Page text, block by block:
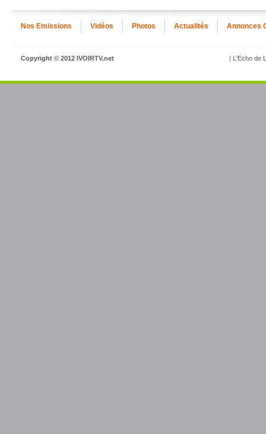
Nos Emissions Vidéos Photos Actualités Annonces
Copyright © 2012 IVOIRTV.net | L'Echo de